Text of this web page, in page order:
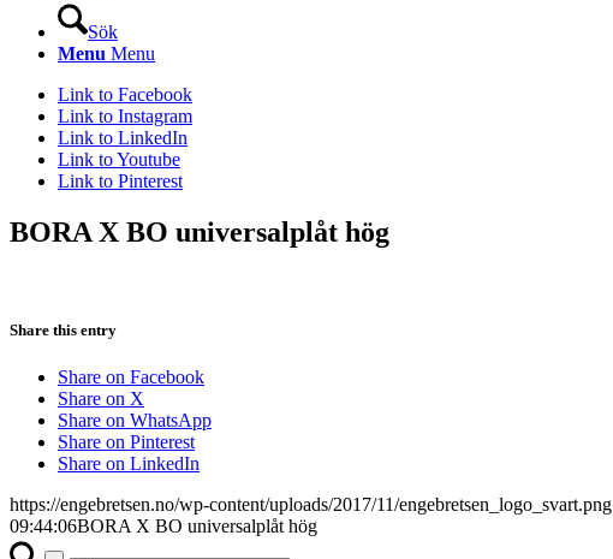
Sök
Menu Menu
Link to Facebook
Link to Instagram
Link to LinkedIn
Link to Youtube
Link to Pinterest
BORA X BO universalplåt hög
Share this entry
Share on Facebook
Share on X
Share on WhatsApp
Share on Pinterest
Share on LinkedIn
https://engebretsen.no/wp-content/uploads/2017/11/engebretsen_logo_svart.png
09:44:06BORA X BO universalplåt hög